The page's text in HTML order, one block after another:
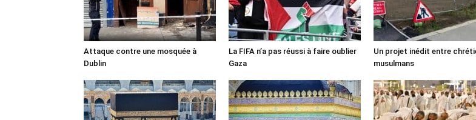
Attaque contre une mosquée à
Dublin
La FIFA n’a pas réussi à faire oublier
Gaza
Un projet inédit entre
musulmans